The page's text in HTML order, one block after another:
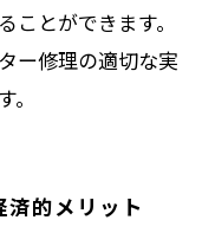
とができます。
ー修理の適切な実
的メリット